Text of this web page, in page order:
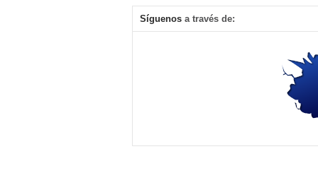
Síguenos a través de: